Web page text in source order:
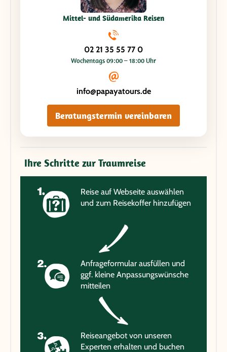
Mittel- und Südamerika Reisen
02 21 35 55 77 0
Wochentags 09:00 – 18:00 Uhr
info@papayatours.de
Beratungstermin vereinbaren
Ihre Schritte zur Traumreise
Reise auf Webseite auswählen
und zum Reisekoffer hinzufügen
Anfrageformular ausfüllen und
ggf. kleine Anpassungswünsche
mitteilen
Reiseangebot von unseren
Experten erhalten und buchen